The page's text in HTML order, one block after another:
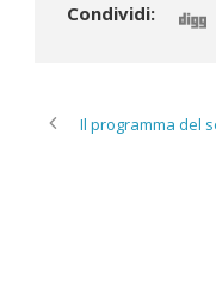
Condividi:
Il programma del